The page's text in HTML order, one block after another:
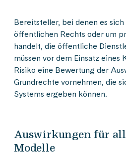
Bereitsteller, bei denen es
öffentlichen Rechts oder um
handelt, die öffentliche
müssen vor dem Einsatz eines
Risiko eine Bewertung der
Grundrechte vornehmen, die
Systems ergeben können.
Auswirkungen für
Modelle